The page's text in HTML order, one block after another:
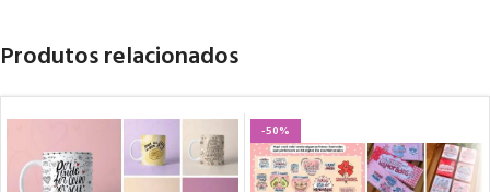
Produtos relacionados
-50%